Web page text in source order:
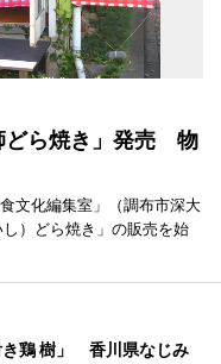
どら焼き」発売 物
文化編集室」（調布市深大
）どら焼き」の販売を始
き鶏 樹」 香川県なじみ